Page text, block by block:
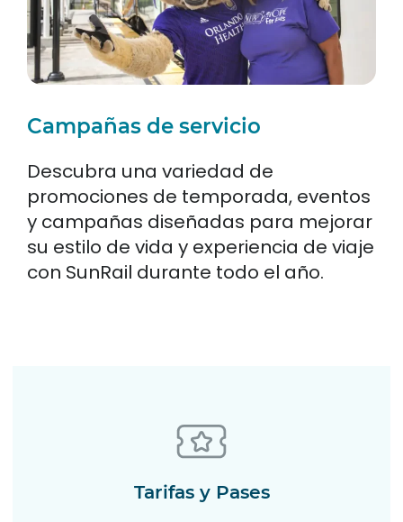
Campañas de servicio
Descubra una variedad de
promociones de temporada, eventos
y campañas diseñadas para mejorar
su estilo de vida y experiencia de viaje
con SunRail durante todo el año.
Tarifas y Pases